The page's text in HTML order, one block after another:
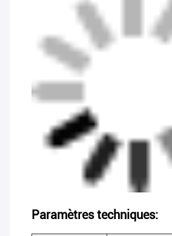
Paramètres techniques: